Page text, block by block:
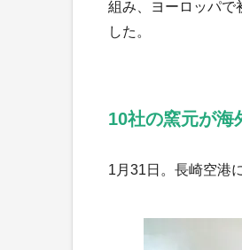
組み、ヨーロッパで
した。
10社の窯元が海
1月31日。長崎空港